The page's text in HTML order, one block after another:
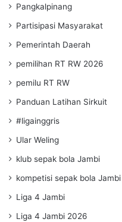
Pangkalpinang
Partisipasi Masyarakat
Pemerintah Daerah
pemilihan RT RW 2026
pemilu RT RW
Panduan Latihan Sirkuit
#ligainggris
Ular Weling
klub sepak bola Jambi
kompetisi sepak bola Jambi
Liga 4 Jambi
Liga 4 Jambi 2026